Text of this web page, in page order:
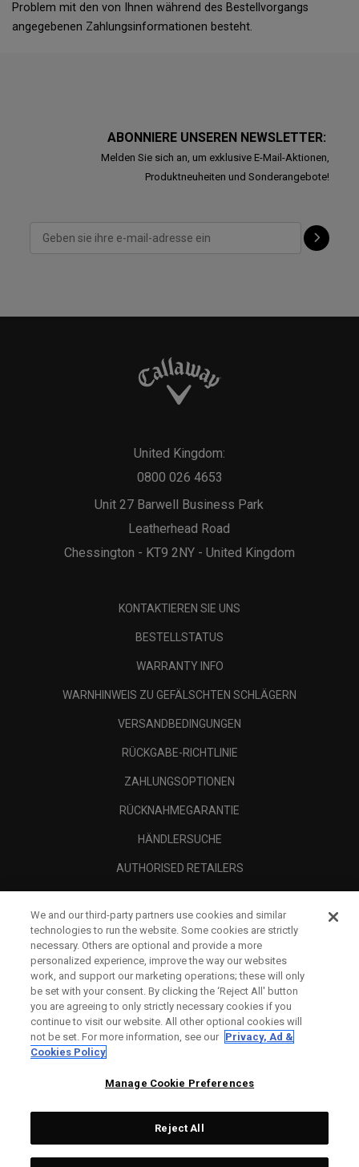
Problem mit den von Ihnen während des Bestellvorgangs
angegebenen Zahlungsinformationen besteht.
ABONNIERE UNSEREN NEWSLETTER:
Melden Sie sich an, um exklusive E-Mail-Aktionen,
Produktneuheiten und Sonderangebote!
Unit 27 Barwell Business Park
Leatherhead Road
Chessington - KT9 2NY - United Kingdom
United Kingdom:
0800 026 4653
KONTAKTIEREN SIE UNS
BESTELLSTATUS
WARRANTY INFO
WARNHINWEIS ZU GEFÄLSCHTEN SCHLÄGERN
VERSANDBEDINGUNGEN
RÜCKGABE-RICHTLINIE
ZAHLUNGSOPTIONEN
RÜCKNAHMEGARANTIE
HÄNDLERSUCHE
AUTHORISED RETAILERS
UNTERNEHMENSPROFIL
RECHTLICHES-
We and our third-party partners use cookies and similar
technologies to run the website. Some cookies are strictly
necessary. Others are optional and provide a more
personalized experience, improve the way our websites
work, and support our marketing operations; these will only
be set with your consent. By clicking the ‘Reject All' button
you are agreeing to only strictly necessary cookies if you
continue to visit our website. All other optional cookies will
not be set. For more information, see our Privacy, Ad &
Cookies Policy
Manage Cookie Preferences
Reject All